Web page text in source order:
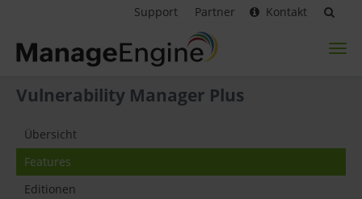
Support Partner Kontakt
Vulnerability Manager Plus
Übersicht
Features
Editionen